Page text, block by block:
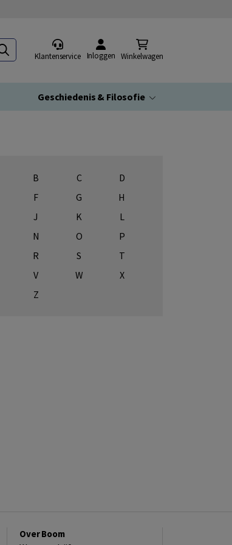
Klantenservice Inloggen Winkelwagen
Geschiedenis & Filosofie
B C
D
F G
H
J K
L
N O
P
R S
T
V W
X
Z
Over Boom